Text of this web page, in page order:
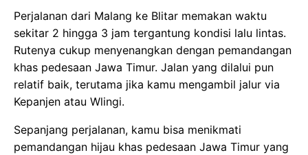
Perjalanan dari Malang ke Blitar memakan waktu
sekitar 2 hingga 3 jam tergantung kondisi lalu lintas.
Rutenya cukup menyenangkan dengan pemandangan
khas pedesaan Jawa Timur. Jalan yang dilalui pun
relatif baik, terutama jika kamu mengambil jalur via
Kepanjen atau Wlingi.
Sepanjang perjalanan, kamu bisa menikmati
pemandangan hijau khas pedesaan Jawa Timur yang